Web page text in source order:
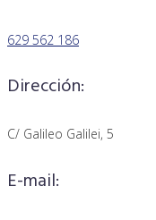
629 562 186
Dirección:
C/ Galileo Galilei, 5
E-mail: